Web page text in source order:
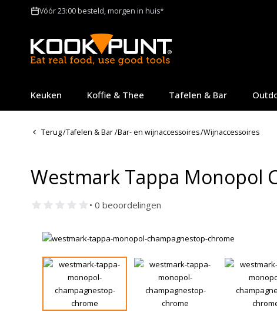
Vóór 23:00 besteld, morgen in huis*
Keuken Koffie & Thee Tafelen & Bar
Terug/Tafelen & Bar/Bar- en wijnaccessoires/Wijnaccessoires
Westmark Tappa Monopol
• 0 beoordelingen